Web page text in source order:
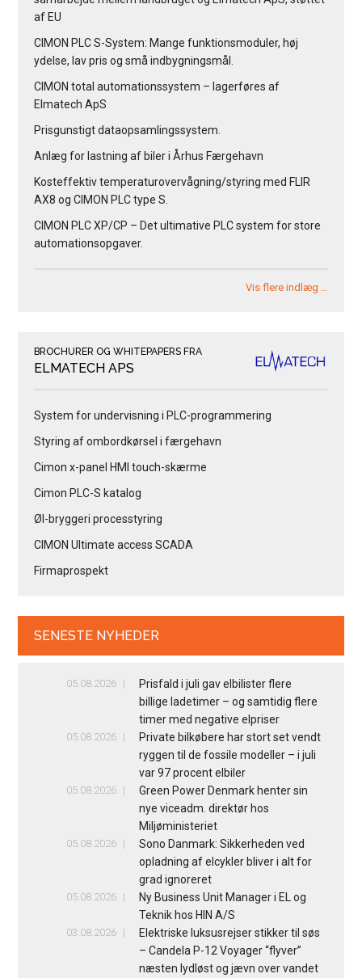
af EU
CIMON PLC S-System: Mange funktionsmoduler, høj
ydelse, lav pris og små indbygningsmål.
CIMON total automationssystem – lagerføres af
Elmatech ApS
Prisgunstigt dataopsamlingssystem.
Anlæg for lastning af biler i Århus Færgehavn
Kosteffektiv temperaturovervågning/styring med FLIR
AX8 og CIMON PLC type S.
CIMON PLC XP/CP – Det ultimative PLC system for store
automationsopgaver.
Vis flere indlæg …
BROCHURER OG WHITEPAPERS FRA
ELMATECH APS
System for undervisning i PLC-programmering
Styring af ombordkørsel i færgehavn
Cimon x-panel HMI touch-skærme
Cimon PLC-S katalog
Øl-bryggeri processtyring
CIMON Ultimate access SCADA
Firmaprospekt
SENESTE NYHEDER
05.08.2026
Prisfald i juli gav elbilister flere
billige ladetimer – og samtidig flere
timer med negative elpriser
05.08.2026
Private bilkøbere har stort set vendt
ryggen til de fossile modeller – i juli
var 97 procent elbiler
05.08.2026
Green Power Denmark henter sin
nye viceadm. direktør hos
Miljøministeriet
05.08.2026
Sono Danmark: Sikkerheden ved
opladning af elcykler bliver i alt for
grad ignoreret
05.08.2026
Ny Business Unit Manager i EL og
Teknik hos HIN A/S
03.08.2026
Elektriske luksusrejser stikker til søs
– Candela P-12 Voyager “flyver”
næsten lydløst og jævn over vandet